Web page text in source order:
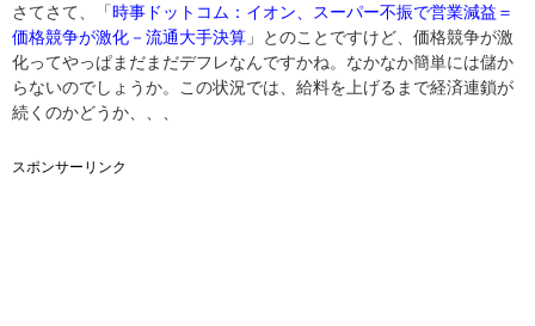
さてさて 、「時事ドットコム：イオン、スーパー不振で営業減益＝
価格競争が激化－流通大手決算 」とのことですけど、価格競争が激
化ってやっぱまだまだデフレなんですかね。なかなか簡単には儲か
らないのでしょうか。この状況では、給料を上げるまで経済連鎖が
続くのかどうか、、、
スポンサーリンク